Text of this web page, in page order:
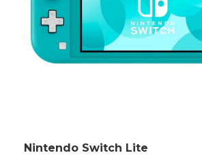
Nintendo Switch Lite